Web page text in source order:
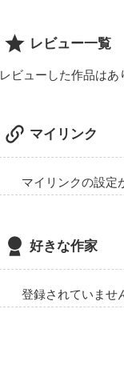
レビュー一覧
レビューした作品はあ
マイリンク
マイリンクの設定
好きな作家
登録されていませ